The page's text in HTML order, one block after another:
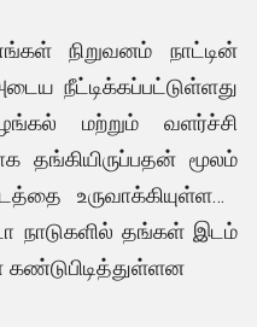
நிறுவனம் நாட்டின்
நீட்டிக்கப்பட்டுள்ளது
மற்றும் வளர்ச்சி
தங்கியிருப்பதன் மூலம்
உருவாக்கியுள்ளது.
நாடுகளில் தங்கள் இடம்